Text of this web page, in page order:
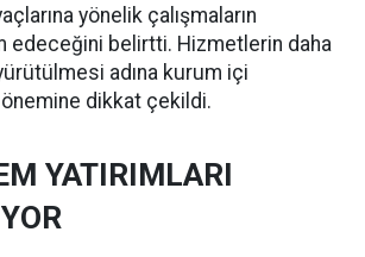
yönelik çalışmaların
edeceğini belirtti. Hizmetlerin daha
adına kurum içi
dikkat çekildi.
YATIRIMLARI